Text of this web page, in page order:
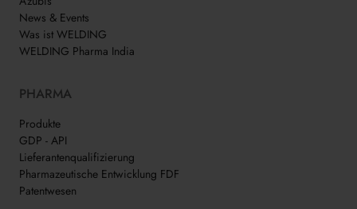
News & Events
Was ist WELDING
WELDING Pharma India
PHARMA
Produkte
GDP - API
Lieferantenqualifizierung
Pharmazeutische Entwicklung FDF
Patentwesen